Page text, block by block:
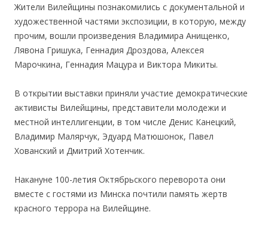
Жители Вилейщины познакомились с документальной и
художественной частями экспозиции, в которую, между
прочим, вошли произведения Владимира Анищенко,
Лявона Гришука, Геннадия Дроздова, Алексея
Марочкина, Геннадия Мацура и Виктора Микиты.
В открытии выставки приняли участие демократические
активисты Вилейщины, представители молодежи и
местной интеллигенции, в том числе Денис Канецкий,
Владимир Малярчук, Эдуард Матюшонок, Павел
Хованский и Дмитрий Хотенчик.
Накануне 100-летия Октябрьского переворота они
вместе с гостями из Минска почтили память жертв
красного террора на Вилейщине.